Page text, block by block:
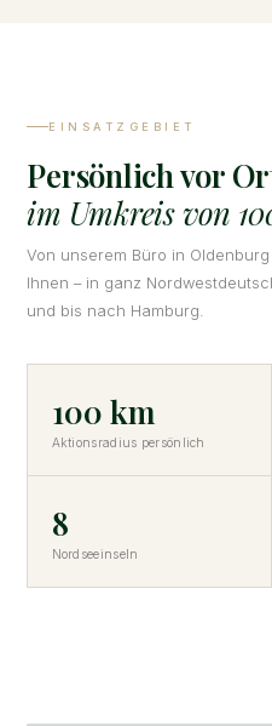
EINSATZGEBIET
Persönlich vor
im Umkreis von
Von unserem Büro in
Ihnen – in ganz
und bis nach Hamburg.
100 km
Aktionsradius persönlich
8
Nordseeinseln